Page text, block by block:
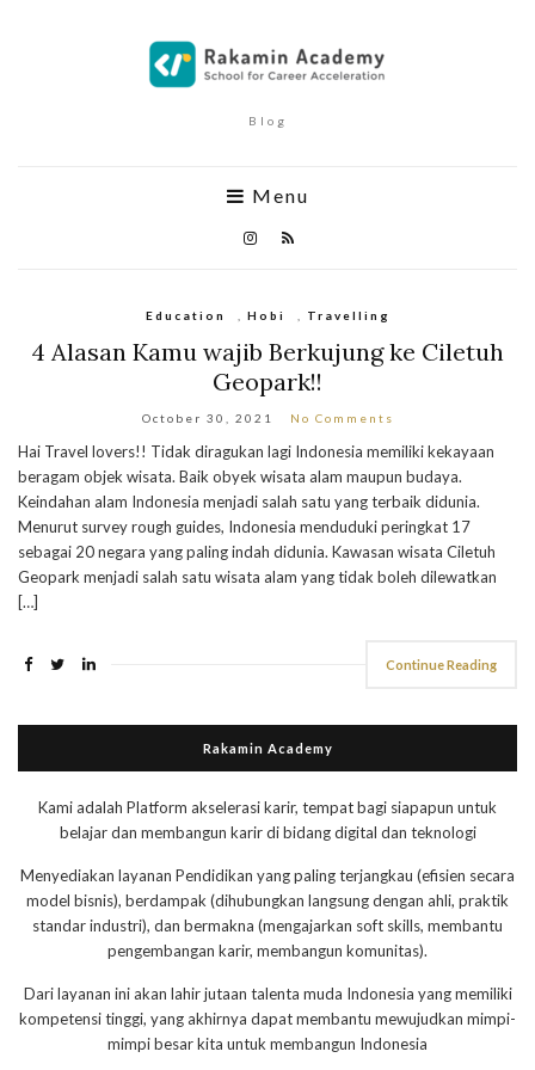
Blog
Menu
Education Hobi Travelling
4 Alasan Kamu wajib Berkujung ke Ciletuh
Geopark!!
October 30, 2021 No Comments
Hai Travel lovers!! Tidak diragukan lagi Indonesia memiliki kekayaan
beragam objek wisata. Baik obyek wisata alam maupun budaya.
Keindahan alam Indonesia menjadi salah satu yang terbaik didunia.
Menurut survey rough guides, Indonesia menduduki peringkat 17
sebagai 20 negara yang paling indah didunia. Kawasan wisata Ciletuh
Geopark menjadi salah satu wisata alam yang tidak boleh dilewatkan
[…]
Continue Reading
Rakamin Academy
Kami adalah Platform akselerasi karir, tempat bagi siapapun untuk
belajar dan membangun karir di bidang digital dan teknologi
Menyediakan layanan Pendidikan yang paling terjangkau (efisien secara
model bisnis), berdampak (dihubungkan langsung dengan ahli, praktik
standar industri), dan bermakna (mengajarkan soft skills, membantu
pengembangan karir, membangun komunitas).
Dari layanan ini akan lahir jutaan talenta muda Indonesia yang memiliki
kompetensi tinggi, yang akhirnya dapat membantu mewujudkan mimpi-
mimpi besar kita untuk membangun Indonesia